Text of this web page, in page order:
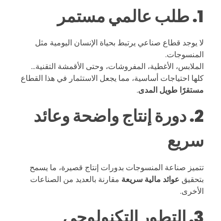
ع
ا
ل
م
ن
س
و
1. طلب عالمي مستمر
لا يوجد قطاع صناعي يرتبط بحياة الإنسان اليومية مثل
المنسوجات.
الملابس، الأغطية، المفروشات، وحتى الأقمشة التقنية…
كلها احتياجات أساسية، مما يجعل الاستثمار في هذا القطاع
مستقرًا طويل المدى.
2. دورة إنتاج واضحة وعائد
سريع
تتميز صناعة المنسوجات بدورات إنتاج قصيرة، ما يسمح
بتحقيق عوائد مالية سريعة مقارنة بالعديد من الصناعات
الأخرى.